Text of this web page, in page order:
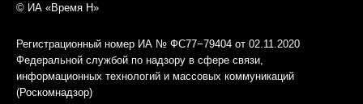
© ИА «Время Н»
Регистрационный номер ИА № ФС77−79404 от 02.11.2020
Федеральной службой по надзору в сфере связи,
информационных технологий и массовых коммуникаций
(Роскомнадзор)